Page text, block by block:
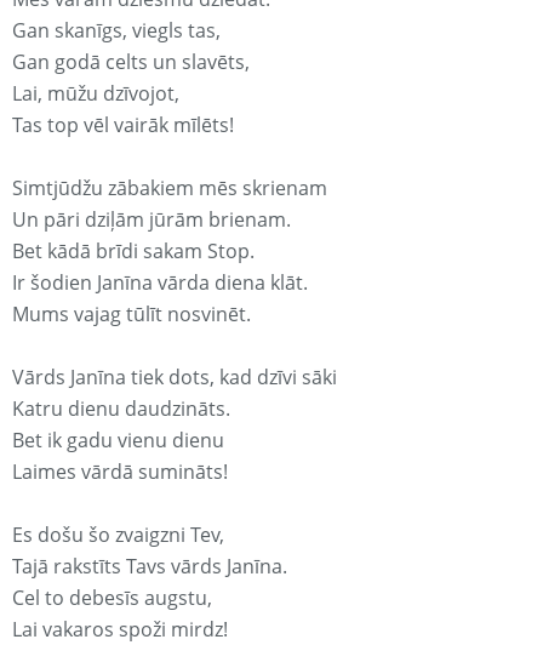
Gan skanīgs, viegls tas,
Gan godā celts un slavēts,
Lai, mūžu dzīvojot,
Tas top vēl vairāk mīlēts!
Simtjūdžu zābakiem mēs skrienam
Un pāri dziļām jūrām brienam.
Bet kādā brīdi sakam Stop.
Ir šodien Janīna vārda diena klāt.
Mums vajag tūlīt nosvinēt.
Vārds Janīna tiek dots, kad dzīvi sāki
Katru dienu daudzināts.
Bet ik gadu vienu dienu
Laimes vārdā sumināts!
Es došu šo zvaigzni Tev,
Tajā rakstīts Tavs vārds Janīna.
Cel to debesīs augstu,
Lai vakaros spoži mirdz!